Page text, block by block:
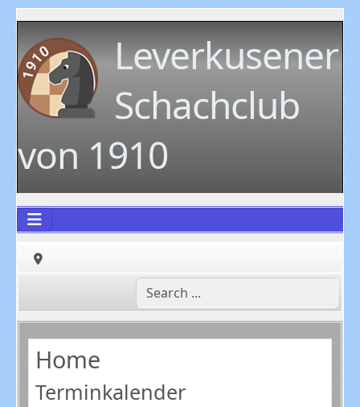
Leverkusener
Schachclub
von 1910
Home
Terminkalender